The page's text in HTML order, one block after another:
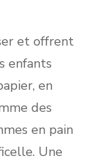
et offrent
enfants
en
des
en pain
Une